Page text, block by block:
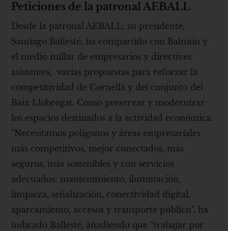
Peticiones de la patronal AEBALL
Desde la patronal AEBALL, su presidente,
Santiago Ballesté, ha compartido con Balmón y
el medio millar de empresarios y directives
asistentes, varias propuestas para reforzar la
competitividad de Cornellà y del conjunto del
Baix Llobregat. Como preservar y modernizar
los espacios destinados a la actividad económica.
"Necesitamos polígonos y áreas empresariales
más competitivos, mejor conectados, más
seguros, más sostenibles y con servicios
adecuados: mantenimiento, iluminación,
limpieza, señalización, conectividad digital,
aparcamiento, accesos y transporte público”, ha
indicado Ballesté, añadiendo que “trabajar por